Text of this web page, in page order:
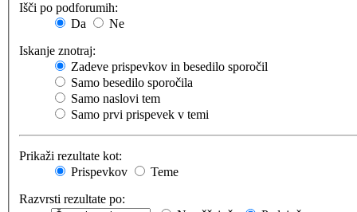
Išči po podforumih:
Da
Ne
Iskanje znotraj:
Zadeve prispevkov in besedilo sporočil
Samo besedilo sporočila
Samo naslovi tem
Samo prvi prispevek v temi
Prikaži rezultate kot:
Prispevkov
Teme
Razvrsti rezultate po: